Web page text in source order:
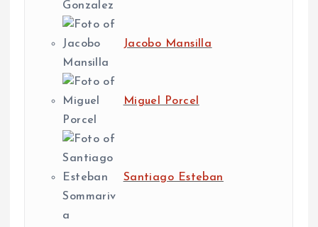
Jacobo Mansilla
Miguel Porcel
Santiago Esteban